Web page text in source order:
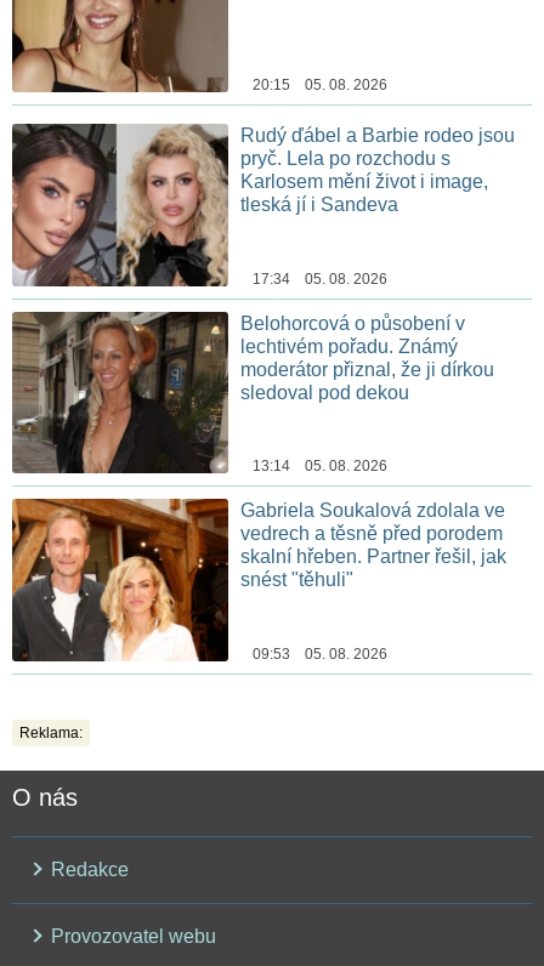
20:15 05. 08. 2026
Rudý ďábel a Barbie rodeo jsou
pryč. Lela po rozchodu s
Karlosem mění život i image,
tleská jí i Sandeva
17:34 05. 08. 2026
Belohorcová o působení v
lechtivém pořadu. Známý
moderátor přiznal, že ji dírkou
sledoval pod dekou
13:14 05. 08. 2026
Gabriela Soukalová zdolala ve
vedrech a těsně před porodem
skalní hřeben. Partner řešil, jak
snést "těhuli"
09:53 05. 08. 2026
Reklama:
O nás
Redakce
Provozovatel webu